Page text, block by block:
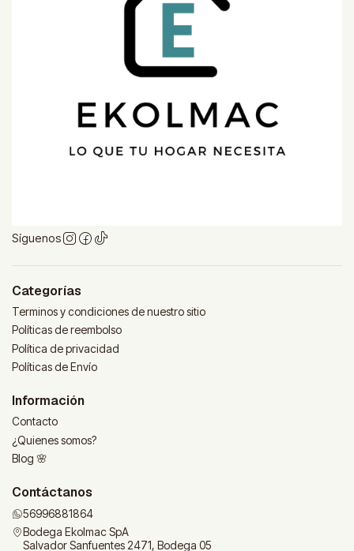
Síguenos
Categorías
Terminos y condiciones de nuestro sitio
Políticas de reembolso
Política de privacidad
Políticas de Envío
Información
Contacto
¿Quienes somos?
Blog 🌸
Contáctanos
56996881864
Bodega Ekolmac SpA
Salvador Sanfuentes 2471, Bodega 05